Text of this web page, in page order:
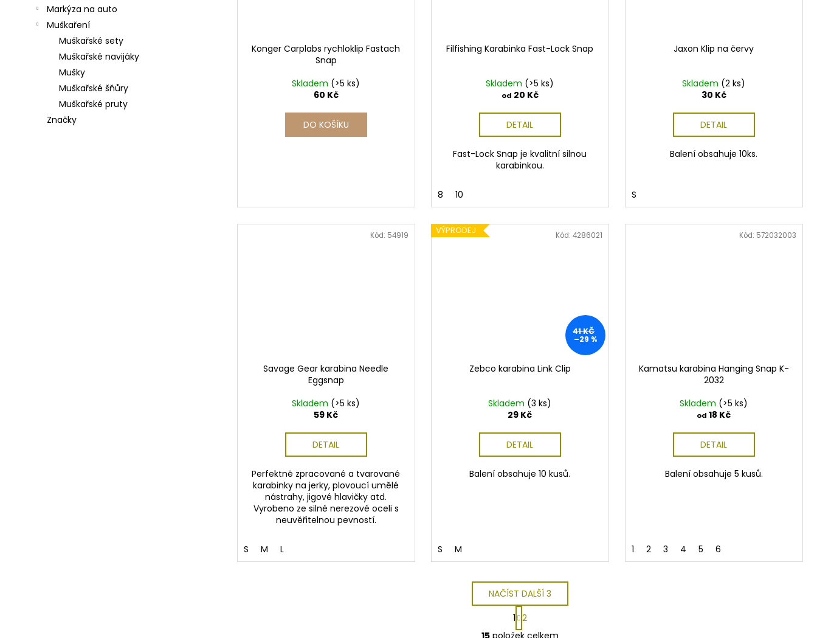
Markýza na auto
Muškaření
Muškařské sety
Muškařské navijáky
Mušky
Muškařské šňůry
Muškařské pruty
Značky
Konger Carplabs rychloklip Fastach
Snap
Skladem (>5 ks)
60 Kč
DO KOŠÍKU
Filfishing Karabinka Fast-Lock Snap
Skladem (>5 ks)
od 20 Kč
DETAIL
Fast-Lock Snap je kvalitní silnou
karabinkou.
8 10
Jaxon Klip na červy
Skladem (2 ks)
30 Kč
DETAIL
Balení obsahuje 10ks.
S
Savage Gear karabina Needle
Eggsnap
Skladem (>5 ks)
59 Kč
DETAIL
Perfektně zpracované a tvarované
karabinky na jerky, plovoucí umělé
nástrahy, jigové hlavičky atd.
Vyrobeno ze silné nerezové oceli s
neuvěřitelnou pevností.
S M L
Kód: 54919 VÝPRODEJ
41 KČ
–29 %
Zebco karabina Link Clip
Skladem (3 ks)
29 Kč
DETAIL
Balení obsahuje 10 kusů.
S M
Kód: 4286021
Kamatsu karabina Hanging Snap K-
2032
Skladem (>5 ks)
od 18 Kč
DETAIL
Balení obsahuje 5 kusů.
1 2 3 4 5 6
Kód: 572032003
O
NAČÍST DALŠÍ 3
S
t
r
1 2